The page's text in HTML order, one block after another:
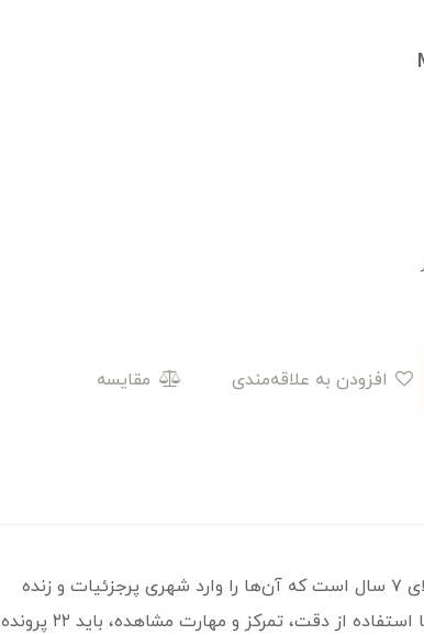
مقایسه
یک بازی فکری تصویری و کارآگاهی ویژه کودکان بالای ۷ سال است که آن‌ها را وارد شهری پرجزئیات و زنده
می‌کند؛ شهری که در هر گوشه‌اش یک سرنخ پنهان شده است. بازیکنان با همکاری یکدیگر و با استفاده از دقت، تمرکز و مهارت مشاهده، باید ۲۲ پرونده